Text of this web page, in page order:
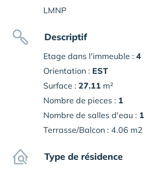
LMNP
Descriptif
Etage dans l'immeuble : 4
Orientation : EST
Surface : 27.11 m²
Nombre de pieces : 1
Nombre de salles d'eau : 1
Terrasse/Balcon : 4.06 m2
Type de résidence